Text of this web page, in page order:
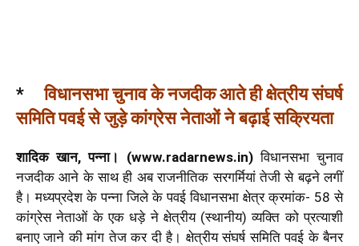
*विधानसभा चुनाव के नजदीक आते ही क्षेत्रीय संघर्ष
समिति पवई से जुड़े कांग्रेस नेताओं ने बढ़ाई सक्रियता
शादिक खान, पन्ना। (www.radarnews.in)विधानसभा चुनाव
नजदीक आने के साथ ही अब राजनीतिक सरगर्मियां तेजी से बढ़ने लगीं
है। मध्यप्रदेश के पन्ना जिले के पवई विधानसभा क्षेत्र क्रमांक- 58 से
कांग्रेस नेताओं के एक धड़े ने क्षेत्रीय (स्थानीय) व्यक्ति को प्रत्याशी
बनाए जाने की मांग तेज कर दी है। क्षेत्रीय संघर्ष समिति पवई के बैनर